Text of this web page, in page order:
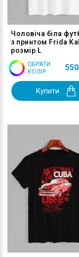
Чоловіча біла
з принтом Frida
розмір L
ОБРАТИ
КОЛІР
Купити